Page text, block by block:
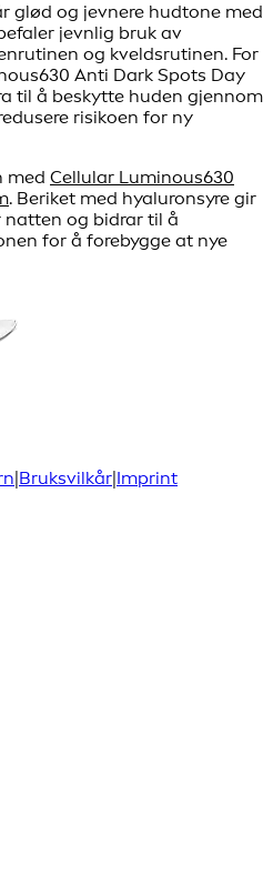
glød og jevnere hudtone med
jevnlig bruk av
og kveldsrutinen. For
Anti Dark Spots Day
til å beskytte huden gjennom
risikoen for ny
med Cellular Luminous630
. Beriket med hyaluronsyre gir
og bidrar til å
for å forebygge at nye
|Bruksvilkår|Imprint